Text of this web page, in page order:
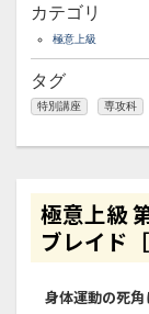
カテゴリ
極意上級
タグ
特別講座 専攻科
極意上級
ブレイド
身体運動の死